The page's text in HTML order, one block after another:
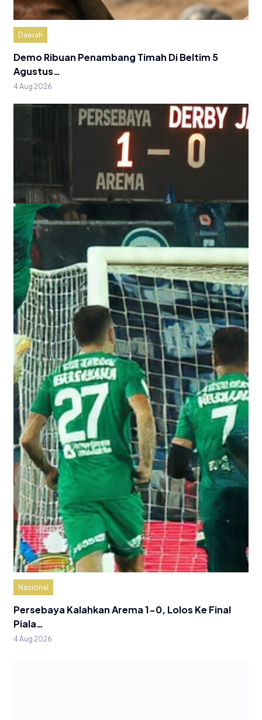
Daerah
Demo Ribuan Penambang Timah Di Beltim 5
Agustus…
4 Aug 2026
Nasional
Persebaya Kalahkan Arema 1-0, Lolos Ke Final
Piala…
4 Aug 2026